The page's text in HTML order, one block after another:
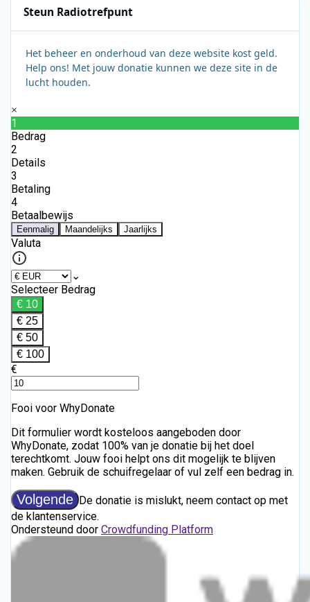
Steun Radiotrefpunt
Het beheer en onderhoud van deze website kost geld.
Help ons! Met jouw donatie kunnen we deze site in de
lucht houden.